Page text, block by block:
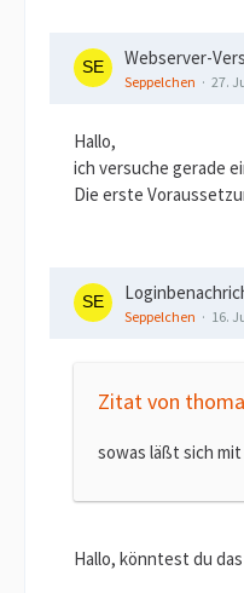
Webserver-
Seppelchen 27.
Hallo,
ich versuche gerade
Die erste
Seppelchen 16.
Zitat von
sowas läßt sich
Hallo, könntest du